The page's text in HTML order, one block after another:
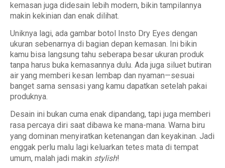
kemasan juga didesain lebih modern, bikin tampilannya
makin kekinian dan enak dilihat.
Uniknya lagi, ada gambar botol Insto Dry Eyes dengan
ukuran sebenarnya di bagian depan kemasan. Ini bikin
kamu bisa langsung tahu seberapa besar ukuran produk
tanpa harus buka kemasannya dulu. Ada juga siluet butiran
air yang memberi kesan lembap dan nyaman—sesuai
banget sama sensasi yang kamu dapatkan setelah pakai
produknya.
Desain ini bukan cuma enak dipandang, tapi juga memberi
rasa percaya diri saat dibawa ke mana-mana. Warna biru
yang dominan menyiratkan ketenangan dan keyakinan. Jadi
enggak perlu malu lagi keluarkan tetes mata di tempat
umum, malah jadi makin stylish!